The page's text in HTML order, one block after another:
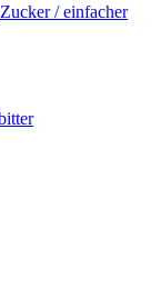
/ einfacher